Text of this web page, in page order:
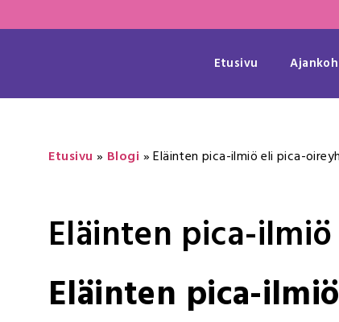
Etusivu
Etusivu » Blogi »Eläinten pica-ilmiö eli pica-
Eläinten pica-
Eläinten pica-